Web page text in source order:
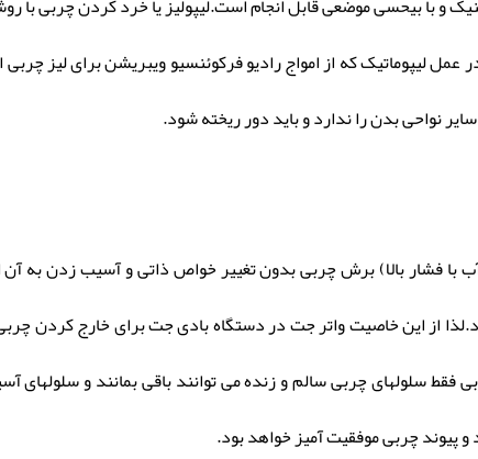
عمل لیپوماتیک که از امواج رادیو فرکوئنسیو ویبریشن برای
نواحی بدن را ندارد و باید دور ریخته شود.
فشار بالا) برش چربی بدون تغییر خواص ذاتی و آسیب زدن به
از این خاصیت واتر جت در دستگاه بادی جت برای خارج کردن
فقط سلولهای چربی سالم و زنده می توانند باقی بمانند و
پیوند چربی موفقیت آمیز خواهد بود.